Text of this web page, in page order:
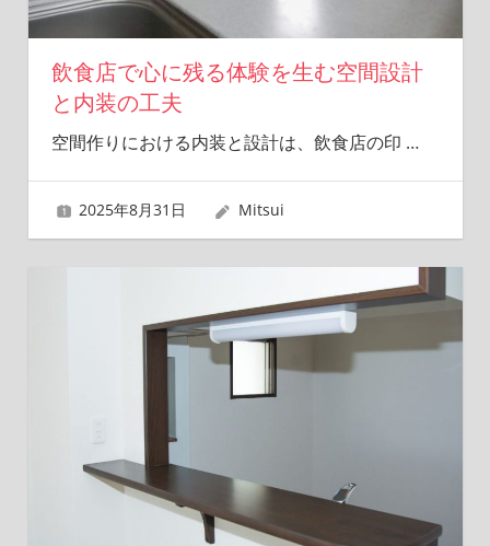
飲食店で心に残る体験を生む空間設計
と内装の工夫
空間作りにおける内装と設計は、飲食店の印 …
2025年8月31日 Mitsui